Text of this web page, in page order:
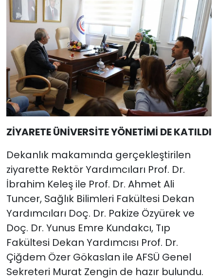
ZİYARETE ÜNİVERSİTE YÖNETİMİ DE KATILDI
Dekanlık makamında gerçekleştirilen
ziyarette Rektör Yardımcıları Prof. Dr.
İbrahim Keleş ile Prof. Dr. Ahmet Ali
Tuncer, Sağlık Bilimleri Fakültesi Dekan
Yardımcıları Doç. Dr. Pakize Özyürek ve
Doç. Dr. Yunus Emre Kundakcı, Tıp
Fakültesi Dekan Yardımcısı Prof. Dr.
Çiğdem Özer Gökaslan ile AFSÜ Genel
Sekreteri Murat Zengin de hazır bulundu.